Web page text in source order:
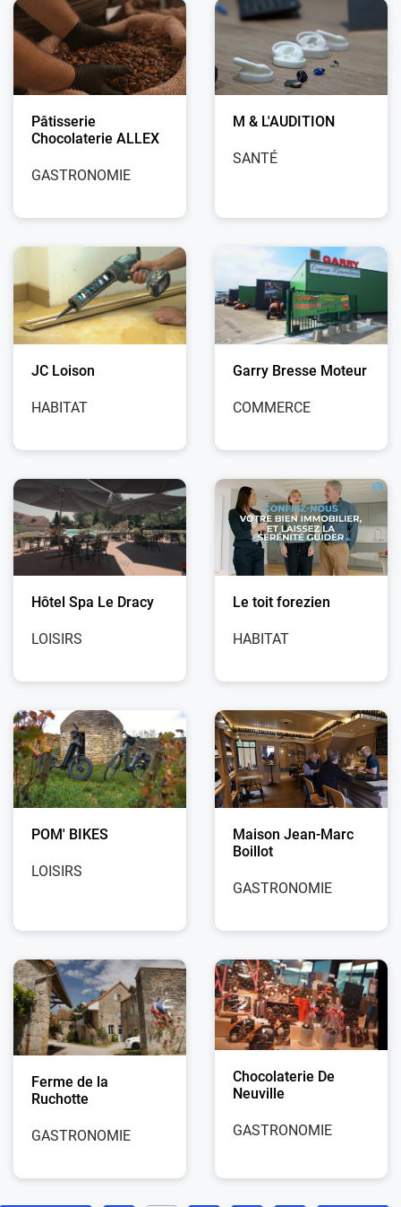
Pâtisserie
Chocolaterie ALLEX
GASTRONOMIE
M & L'AUDITION
SANTÉ
JC Loison
HABITAT
Garry Bresse Moteur
COMMERCE
Hôtel Spa Le Dracy
LOISIRS
Le toit forezien
HABITAT
POM' BIKES
LOISIRS
Maison Jean-Marc
Boillot
GASTRONOMIE
Ferme de la
Ruchotte
GASTRONOMIE
Chocolaterie De
Neuville
GASTRONOMIE